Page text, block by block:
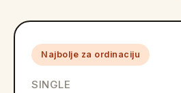
Najbolje za ordinaciju
SINGLE